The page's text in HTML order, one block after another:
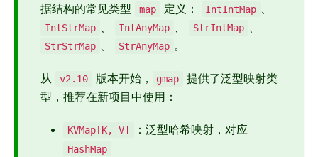
据结构的常见类型
map 定义： IntIntMap
IntStrMap IntAnyMap StrIntMap
StrStrMap StrAnyMap 。
从 v2.10 版本开始， gmap
提供了泛型映射类
型，推荐在新项目中使用：
KVMap[K, V] ：泛型哈希映射，对应
HashMap